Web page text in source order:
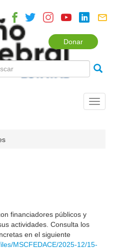
Donar
financiadores públicos y
actividades. Consulta los
en el siguiente
MSCFEDACE/2025-12/15-